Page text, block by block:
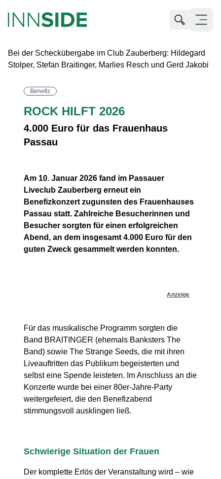
Suche
Menü
Bei der Scheckübergabe im Club Zauberberg: Hildegard
Stolper, Stefan Braitinger, Marlies Resch und Gerd Jakobi
Benefiz
ROCK HILFT 2026
4.000 Euro für das Frauenhaus
Passau
Am 10. Januar 2026 fand im Passauer
Liveclub Zauberberg erneut ein
Benefizkonzert zugunsten des Frauenhauses
Passau statt. Zahlreiche Besucherinnen und
Besucher sorgten für einen erfolgreichen
Abend, an dem insgesamt 4.000 Euro für den
guten Zweck gesammelt werden konnten.
Anzeige
Für das musikalische Programm sorgten die
Band BRAITINGER (ehemals Banksters The
Band) sowie The Strange Seeds, die mit ihren
Liveauftritten das Publikum begeisterten und
selbst eine Spende leisteten. Im Anschluss an die
Konzerte wurde bei einer 80er-Jahre-Party
weitergefeiert, die den Benefizabend
stimmungsvoll ausklingen ließ.
Schwierige Situation der Frauen
Der komplette Erlös der Veranstaltung wird – wie